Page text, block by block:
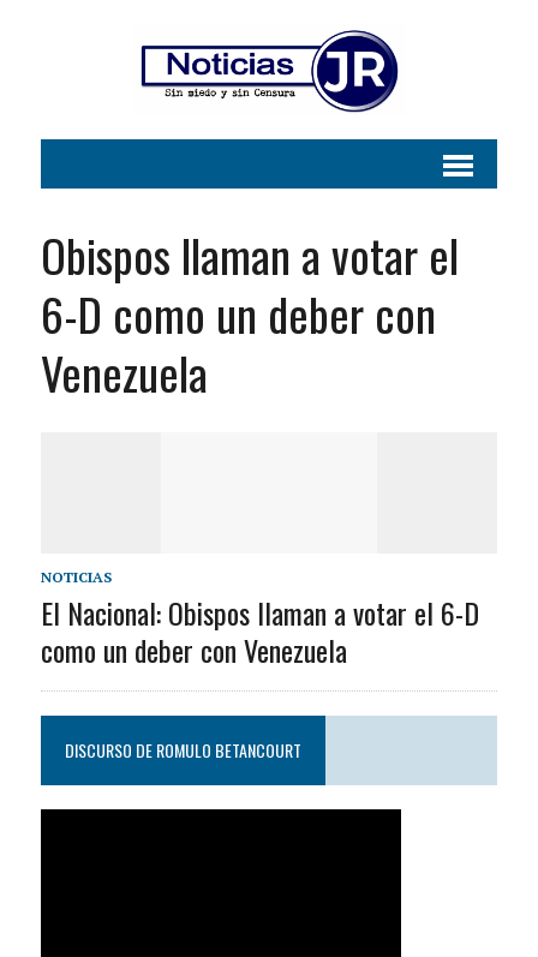
Obispos llaman a votar el
6-D como un deber con
Venezuela
NOTICIAS
El Nacional: Obispos llaman a votar el 6-D
como un deber con Venezuela
DISCURSO DE ROMULO BETANCOURT